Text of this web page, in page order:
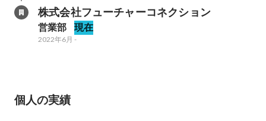
株式会社フューチャーコネクション
営業部 現在
2022年6月 -
個人の実績